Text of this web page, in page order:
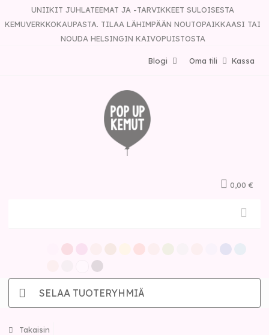
UNIIKIT JUHLATEEMAT JA -TARVIKKEET SULOISESTA
KEMUVERKKOKAUPASTA. TILAA LÄHIMPÄÄN NOUTOPAIKKAASI TAI
NOUDA HELSINGIN KAIVOPUISTOSTA
Kassa
Oma tili
Blogi
0,00 €
SELAA TUOTERYHMIÄ
Takaisin